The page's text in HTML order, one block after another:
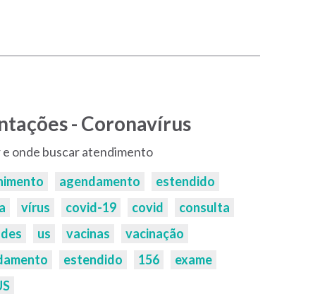
- Coronavírus
e onde buscar atendimento
agendamento
estendido
vírus covid-19 covid
consulta
us vacinas
vacinação
estendido 156
exame